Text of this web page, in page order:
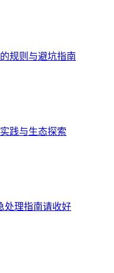
规则与避坑指南
践与生态探索
处理指南请收好